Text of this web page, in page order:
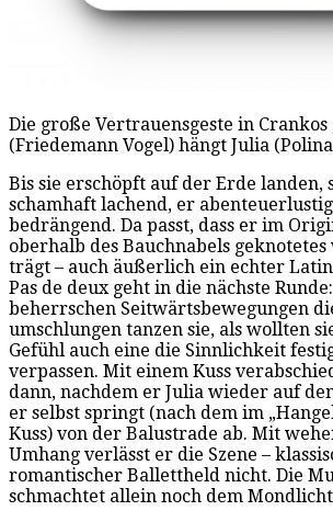
Die große Vertrauensgeste in
(Friedemann Vogel) hängt Julia
Bis sie erschöpft auf der Erde landen,
schamhaft lachend, er
bedrängend. Da passt, dass er im
oberhalb des Bauchnabels
trägt – auch äußerlich ein echter
Pas de deux geht in die nächste
beherrschen Seitwärtsbewegungen
umschlungen tanzen sie, als wollten
Gefühl auch eine die Sinnlichkeit
verpassen. Mit einem Kuss
dann, nachdem er Julia wieder auf
er selbst springt (nach dem im
Kuss) von der Balustrade ab. Mit
Umhang verlässt er die Szene –
romantischer Ballettheld nicht. Die
schmachtet allein noch dem